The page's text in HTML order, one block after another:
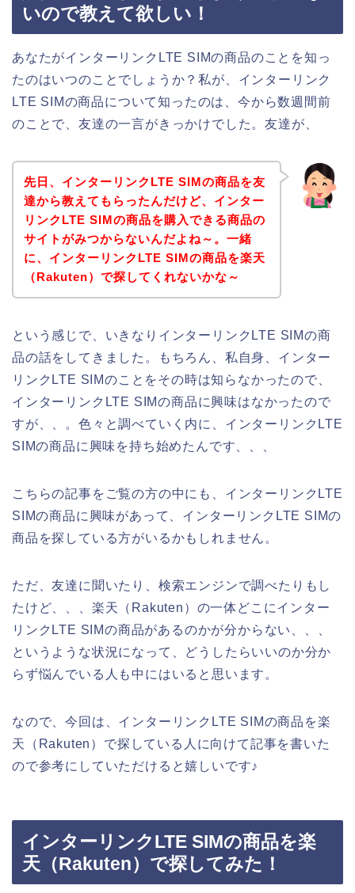
いので教えて欲しい！
あなたがインターリンクLTE SIMの商品のことを知っ
たのはいつのことでしょうか？私が、インターリンク
LTE SIMの商品について知ったのは、今から数週間前
のことで、友達の一言がきっかけでした。友達が、
先日、インターリンクLTE SIMの商品を友
達から教えてもらったんだけど、インター
リンクLTE SIMの商品を購入できる商品の
サイトがみつからないんだよね～。一緒
に、インターリンクLTE SIMの商品を楽天
（Rakuten）で探してくれないかな～
という感じで、いきなりインターリンクLTE SIMの商
品の話をしてきました。もちろん、私自身、インター
リンクLTE SIMのことをその時は知らなかったので、
インターリンクLTE SIMの商品に興味はなかったので
すが、、。色々と調べていく内に、インターリンクLTE
SIMの商品に興味を持ち始めたんです、、、
こちらの記事をご覧の方の中にも、インターリンクLTE
SIMの商品に興味があって、インターリンクLTE SIMの
商品を探している方がいるかもしれません。
ただ、友達に聞いたり、検索エンジンで調べたりもし
たけど、、、楽天（Rakuten）の一体どこにインター
リンクLTE SIMの商品があるのかが分からない、、、
というような状況になって、どうしたらいいのか分か
らず悩んでいる人も中にはいると思います。
なので、今回は、インターリンクLTE SIMの商品を楽
天（Rakuten）で探している人に向けて記事を書いた
ので参考にしていただけると嬉しいです♪
インターリンクLTE SIMの商品を楽
天（Rakuten）で探してみた！